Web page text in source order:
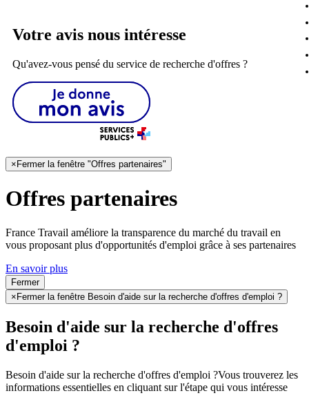
Votre avis nous intéresse
Qu'avez-vous pensé du service de recherche d'offres ?
× Fermer la fenêtre "Offres partenaires"
Offres partenaires
France Travail améliore la transparence du marché du travail en
vous proposant plus d'opportunités d'emploi grâce à ses partenaires
En savoir plus
Fermer
× Fermer la fenêtre Besoin d'aide sur la recherche d'offres d'emploi ?
Besoin d'aide sur la recherche d'offres
d'emploi ?
Besoin d'aide sur la recherche d'offres d'emploi ?Vous trouverez les
informations essentielles en cliquant sur l'étape qui vous intéresse